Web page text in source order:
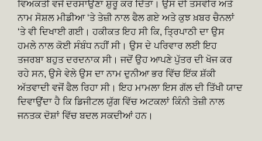
ਵਿਅਕਤੀ ਵਜੋਂ ਦਰਸਾਉਣਾ ਸ਼ੁਰੂ ਕਰ ਦਿੱਤਾ। ਉਸ ਦੀ ਤਸਵੀਰ ਅਤੇ
ਨਾਮ ਸੋਸ਼ਲ ਮੀਡੀਆ ‘ਤੇ ਤੇਜ਼ੀ ਨਾਲ ਫੈਲ ਗਏ ਅਤੇ ਕੁਝ ਖ਼ਬਰ ਚੈਨਲਾਂ
‘ਤੇ ਵੀ ਦਿਖਾਈ ਗਈ। ਹਕੀਕਤ ਇਹ ਸੀ ਕਿ, ਤ੍ਰਿਪਾਠੀ ਦਾ ਉਸ
ਹਮਲੇ ਨਾਲ ਕੋਈ ਸੰਬੰਧ ਨਹੀਂ ਸੀ। ਉਸ ਦੇ ਪਰਿਵਾਰ ਲਈ ਇਹ
ਤਜਰਬਾ ਬਹੁਤ ਦਰਦਨਾਕ ਸੀ। ਜਦੋਂ ਉਹ ਆਪਣੇ ਪੁੱਤਰ ਦੀ ਖੋਜ ਕਰ
ਰਹੇ ਸਨ, ਉਸੇ ਵੇਲੇ ਉਸ ਦਾ ਨਾਮ ਦੁਨੀਆ ਭਰ ਵਿੱਚ ਇੱਕ ਸ਼ੱਕੀ
ਅੱਤਵਾਦੀ ਵਜੋਂ ਫੈਲ ਰਿਹਾ ਸੀ। ਇਹ ਮਾਮਲਾ ਇਸ ਗੱਲ ਦੀ ਤਿੱਖੀ ਯਾਦ
ਦਿਵਾਉਂਦਾ ਹੈ ਕਿ ਡਿਜੀਟਲ ਯੁੱਗ ਵਿੱਚ ਅਟਕਲਾਂ ਕਿੰਨੀ ਤੇਜ਼ੀ ਨਾਲ
ਜਨਤਕ ਦੋਸ਼ਾਂ ਵਿੱਚ ਬਦਲ ਸਕਦੀਆਂ ਹਨ।